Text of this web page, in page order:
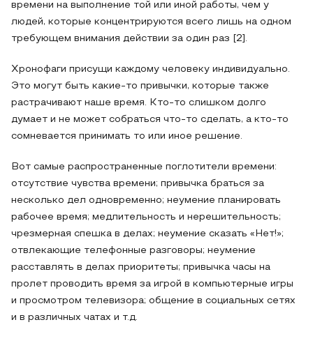
времени на выполнение той или иной работы, чем у
людей, которые концентрируются всего лишь на одном
требующем внимания действии за один раз [2].
Хронофаги присущи каждому человеку индивидуально.
Это могут быть какие-то привычки, которые также
растрачивают наше время. Кто-то слишком долго
думает и не может собраться что-то сделать, а кто-то
сомневается принимать то или иное решение.
Вот самые распространенные поглотители времени:
отсутствие чувства времени; привычка браться за
несколько дел одновременно; неумение планировать
рабочее время; медлительность и нерешительность;
чрезмерная спешка в делах; неумение сказать «Нет!»;
отвлекающие телефонные разговоры; неумение
расставлять в делах приоритеты; привычка часы на
пролет проводить время за игрой в компьютерные игры
и просмотром телевизора; общение в социальных сетях
и в различных чатах и т.д.